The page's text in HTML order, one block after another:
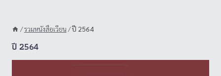
/รวมหนังสือเวียน/ปี 2564
ปี 2564